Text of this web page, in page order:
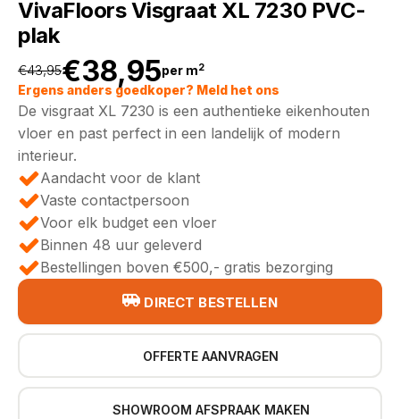
VivaFloors Visgraat XL 7230 PVC-
plak
€43,95
Oorspronkelijke
prijs
was:
€43,95.
€38,95
Huidige
prijs
is:
€38,95.
per m2
Ergens anders goedkoper? Meld het ons
De visgraat XL 7230 is een authentieke eikenhouten
vloer en past perfect in een landelijk of modern
interieur.
Aandacht voor de klant
Vaste contactpersoon
Voor elk budget een vloer
Binnen 48 uur geleverd
Bestellingen boven €500,- gratis bezorging
DIRECT BESTELLEN
OFFERTE AANVRAGEN
SHOWROOM AFSPRAAK MAKEN